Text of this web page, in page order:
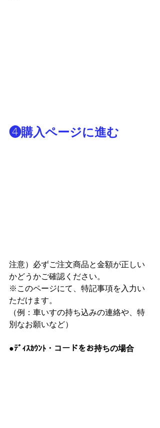
❹購入ページに進む
注意）必ずご注文商品と金額が正しい
かどうかご確認ください。
※このページにて、特記事項を入力い
ただけます。
（例：車いすの持ち込みの連絡や、特
別なお願いなど）
●ﾃﾞｨｽｶｳﾝﾄ・コードをお持ちの場合